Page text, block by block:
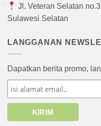
Jl. Veteran Selatan
Sulawesi Selatan
LANGGANAN
Dapatkan berita promo,